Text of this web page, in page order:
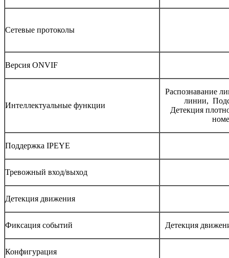
Сетевые протоколы
Версия ONVIF
Интеллектуальные функции
Распознавание
линии,
Детекция
Поддержка IPEYE
Тревожный вход/выход
Детекция движения
Фиксация событий Детекция
Конфигурация